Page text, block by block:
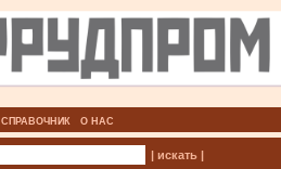
СПРАВОЧНИК О НАС
| искать |